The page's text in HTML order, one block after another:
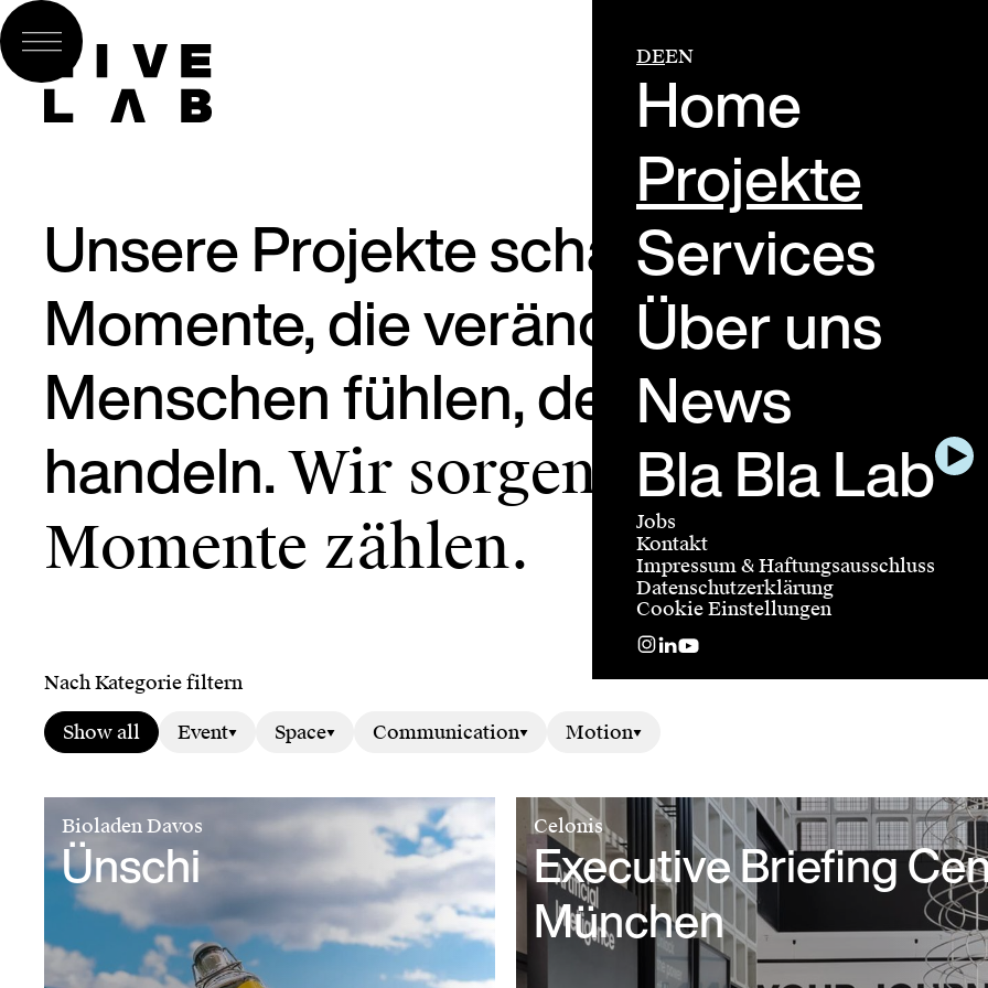
DEEN
Home
Projekte
Services
Über uns
News
Bla Bla Lab
Jobs
Kontakt
Impressum & Haftungsausschluss
Datenschutzerklärung
Cookie Einstellungen
Unsere Projekte schaffen Live-
Momente, die verändern, wie
Menschen fühlen, denken und
handeln.Wir sorgen dafür, dass
Momente zählen.
Nach Kategorie filtern
Show all Event Space Communication Motion
Bioladen Davos
Ünschi
Celonis
Executive Briefing
München